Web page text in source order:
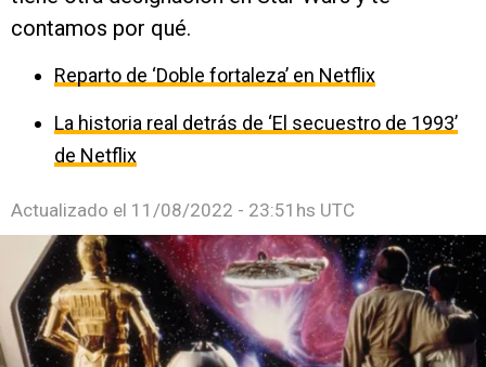
contamos por qué.
Reparto de ‘Doble fortaleza’ en Netflix
La historia real detrás de ‘El secuestro de 1993’
de Netflix
Actualizado el 11/08/2022 - 23:51hs UTC